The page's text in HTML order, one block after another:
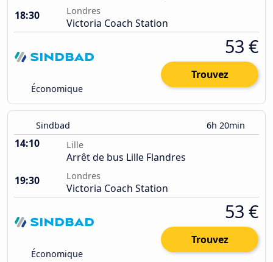
18:30
Londres
Victoria Coach Station
Économique
53 €
Trouvez
Sindbad 6h 20min
14:10 Lille
Arrêt de bus Lille Flandres
19:30
Londres
Victoria Coach Station
Économique
53 €
Trouvez